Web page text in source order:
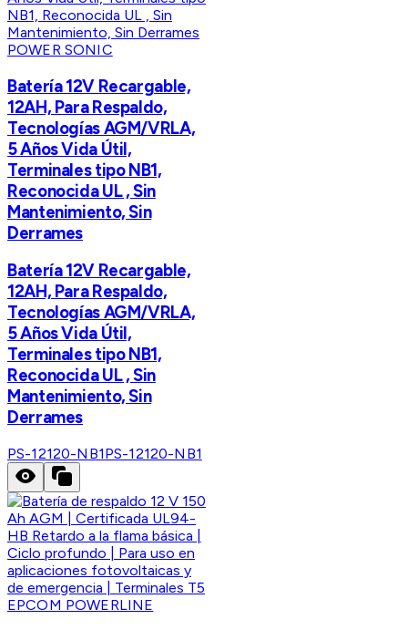
POWER SONIC
Batería 12V Recargable,
12AH, Para Respaldo,
Tecnologías AGM/VRLA,
5 Años Vida Útil,
Terminales tipo NB1,
Reconocida UL , Sin
Mantenimiento, Sin
Derrames
Batería 12V Recargable,
12AH, Para Respaldo,
Tecnologías AGM/VRLA,
5 Años Vida Útil,
Terminales tipo NB1,
Reconocida UL , Sin
Mantenimiento, Sin
Derrames
PS-12120-NB1PS-12120-NB1
EPCOM POWERLINE